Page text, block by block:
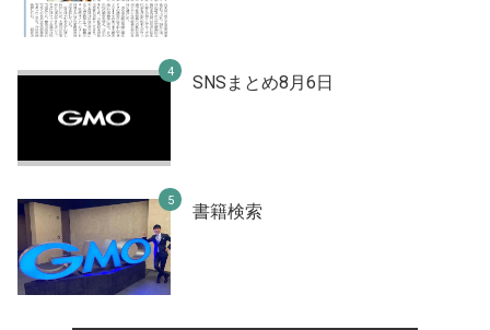
SNSまとめ8月6日
書籍検索